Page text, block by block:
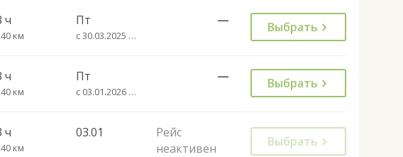
ч
км
Пт
с 30.03.2025 до 31.10.2032
— Выбрать
ч
км
Пт
с 03.01.2026 до 26.03.2034
— Выбрать
ч
км
03.01
Рейс
неактивен
Выбрать